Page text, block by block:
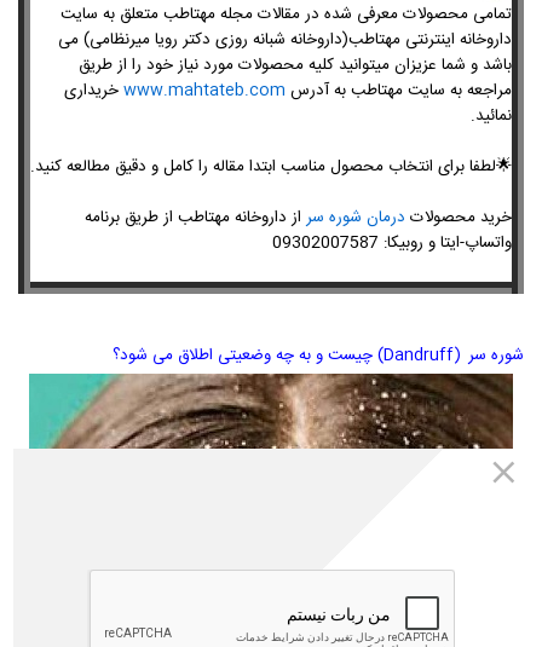
تمامی محصولات معرفی شده در مقالات مجله مهتاطب متعلق به سایت
داروخانه اینترنتی مهتاطب(داروخانه شبانه روزی دکتر رویا میرنظامی) می
باشد و شما عزیزان میتوانید کلیه محصولات مورد نیاز خود را از طریق
مراجعه به سایت مهتاطب به آدرس www.mahtateb.comخریداری
نمائید.
🌟لطفا برای انتخاب محصول مناسب ابتدا مقاله را کامل و دقیق مطالعه کنید.
خرید محصولات درمان شوره سراز داروخانه مهتاطب از طریق برنامه
واتساپ-ایتا و روبیکا:
09302007587
شوره سر (Dandruff) چیست و به چه وضعیتی اطلاق می شود؟